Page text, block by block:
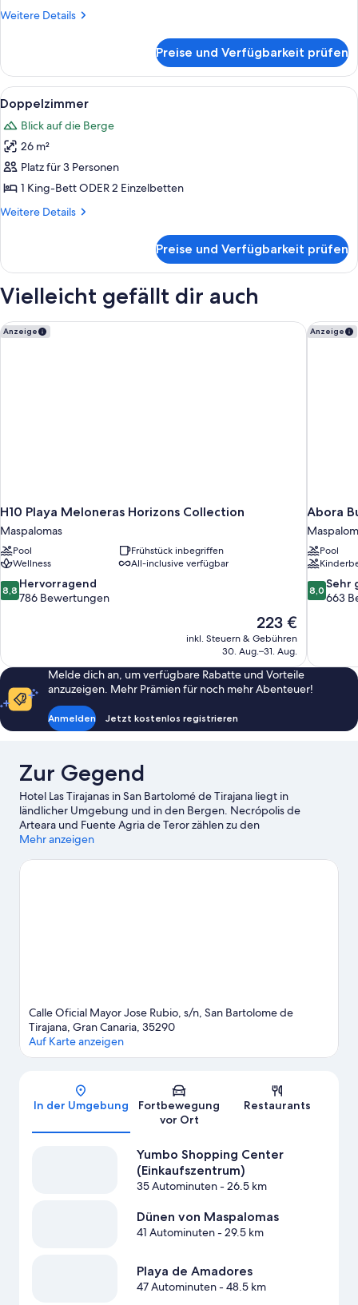
Weitere Details
Weitere
Suite
Preise und Verfügbarkeit prüfen
Alle
Fotos
für
Doppelzimmer
anzeigen
Doppelzimmer | Schreibtisch,
8
Doppelzimmer
Blick auf die Berge
26 m²
Platz für 3 Personen
1 King-Bett ODER 2 Einzelbetten
Weitere Details
Weitere
Preise und Verfügbarkeit prüfen
Vielleicht gefällt dir auch
Anzeige
H10 Playa Meloneras Horizons Collection
Maspalomas
Pool
Frühstück inbegriffen
Wellness
All-inclusive verfügbar
8.8
von
Bewertungen
8,8 Hervorragend
786 Bewertungen
Der
Preis
beträgt
223 €
inkl. Steuern & Gebühren
30. Aug.–31. Aug.
H10 Playa Meloneras Horizons Collection Anzeige
Abora
Pool
8.0
von
663
8,0 Sehr
663
Abora
Melde dich an, um verfügbare Rabatte und Vorteile
anzuzeigen. Mehr Prämien für noch mehr Abenteuer!
Anmelden Jetzt kostenlos registrieren
Zur Gegend
Hotel Las Tirajanas in San Bartolomé de Tirajana liegt in
ländlicher Umgebung und in den Bergen. Necrópolis de
Arteara und Fuente Agria de Teror zählen zu den
Sehenswürdigkeiten der Region. Wer gerne shoppen geht,
und Kasbah (Einkaufszentrum). Ebenfalls einen Besuch wert
Mehr anzeigen
Calle Oficial Mayor Jose Rubio, s/n, San Bartolome de
Tirajana, Gran Canaria, 35290
Auf Karte anzeigen
In der Umgebung
Fortbewegung
vor Ort
Restaurants
Yumbo Shopping Center
(Einkaufszentrum)
35 Autominuten- 26.5 km
Dünen von Maspalomas
41 Autominuten- 29.5 km
Playa de Amadores
47 Autominuten- 48.5 km